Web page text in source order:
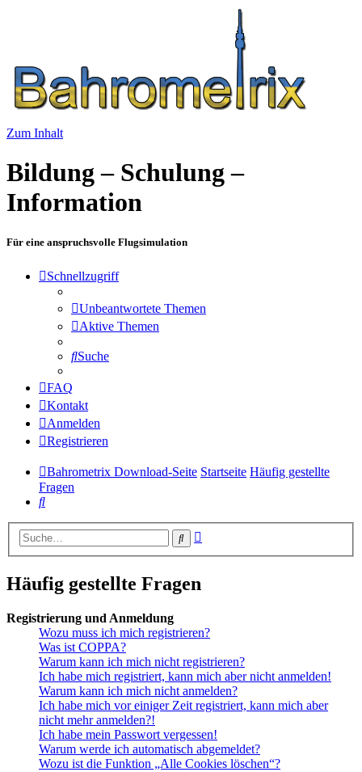
Zum Inhalt
Bildung – Schulung –
Information
Für eine anspruchsvolle Flugsimulation
Schnellzugriff
Unbeantwortete Themen
Aktive Themen
Suche
FAQ
Kontakt
Anmelden
Registrieren
Bahrometrix Download-Seite Startseite Häufig gestellte
Fragen
Suche
Suche
Häufig gestellte Fragen
Registrierung und Anmeldung
Wozu muss ich mich registrieren?
Was ist COPPA?
Warum kann ich mich nicht registrieren?
Ich habe mich registriert, kann mich aber nicht anmelden!
Warum kann ich mich nicht anmelden?
Ich habe mich vor einiger Zeit registriert, kann mich aber
nicht mehr anmelden?!
Ich habe mein Passwort vergessen!
Warum werde ich automatisch abgemeldet?
Wozu ist die Funktion „Alle Cookies löschen“?